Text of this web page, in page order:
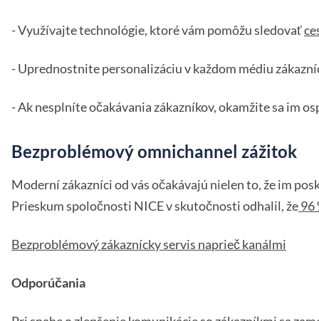
- Využívajte technológie, ktoré vám pomôžu sledovať
- Uprednostnite personalizáciu v každom médiu
- Ak nesplníte očakávania zákazníkov, okamžite sa im
Bezproblémový omnichannel zážitok
Moderní zákazníci od vás očakávajú nielen to, že im
Prieskum spoločnosti NICE v skutočnosti odhalil, že96
Bezproblémový zákaznícky servis naprieč kanálmi
Odporúčania